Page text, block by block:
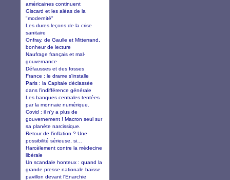
américaines continuent
Giscard et les aléas de la
"modernité"
Les dures leçons de la crise
sanitaire
Onfray, de Gaulle et Mitterrand,
bonheur de lecture
Naufrage français et mal-
gouvernance
Défausses et des fosses
France : le drame s'installe
Paris : la Capitale déclassée
dans l'indifférence générale
Les banques centrales tentées
par la monnaie numérique.
Covid : il n'y a plus de
gouvernement ! Macron seul sur
sa planète narcissique.
Retour de l’inflation ? Une
possibilité sérieuse, si…
Harcèlement contre la médecine
libérale
Un scandale honteux : quand la
grande presse nationale baisse
pavillon devant l'Enarchie